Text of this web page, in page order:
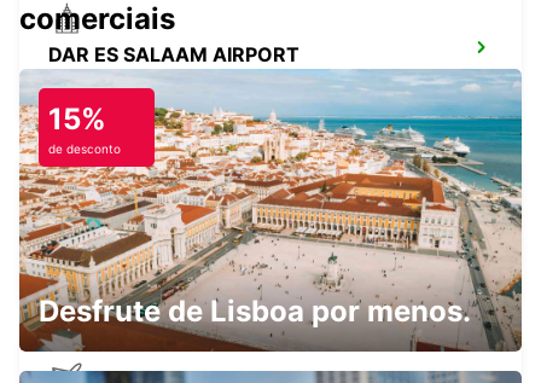
DAR ES SALAAM AIRPORT
DAR ES SALAAM - TANZANIA
MOMBASA INT APT CHAUFFEUR DRIVE
MOMBASA - KENYA
comerciais
15%
de desconto
Desfrute de Lisboa por menos.